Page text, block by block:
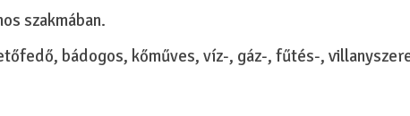
szakmában.
bádogos, kőműves, víz-, gáz-, fűtés-,